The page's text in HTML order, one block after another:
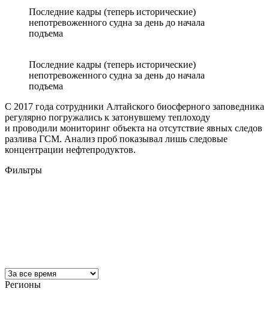
Последние кадры (теперь исторические)
непотревоженного судна за день до начала
подъема
Последние кадры (теперь исторические)
непотревоженного судна за день до начала
подъема
С 2017 года сотрудники Алтайского биосферного заповедника
регулярно погружались к затонувшему теплоходу
и проводили мониторинг объекта на отсутствие явных следов
разлива ГСМ. Анализ проб показывал лишь следовые
концентрации нефтепродуктов.
Фильтры
Регионы